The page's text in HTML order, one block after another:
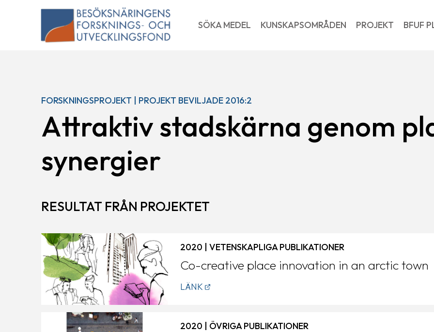
SÖKA MEDEL KUNSKAPSOMRÅDEN PROJEKT BFUF
FORSKNINGSPROJEKT | PROJEKT BEVILJADE 2016:2
Attraktiv stadskärna genom
synergier
RESULTAT FRÅN PROJEKTET
Co-creative place innovation in an arctic town
2020 | VETENSKAPLIGA PUBLIKATIONER
LÄNK
2020 | ÖVRIGA PUBLIKATIONER